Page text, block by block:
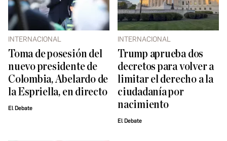
INTERNACIONAL
Toma de posesión del
nuevo presidente de
Colombia, Abelardo de
la Espriella, en directo
El Debate
INTERNACIONAL
Trump aprueba dos
decretos para volver a
limitar el derecho a la
ciudadanía por
nacimiento
El Debate